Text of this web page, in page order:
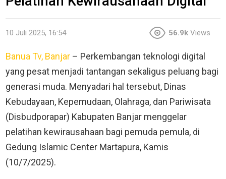
10 Juli 2025, 16:54 56.9k Views
Banua Tv, Banjar – Perkembangan teknologi digital
yang pesat menjadi tantangan sekaligus peluang bagi
generasi muda. Menyadari hal tersebut, Dinas
Kebudayaan, Kepemudaan, Olahraga, dan Pariwisata
(Disbudporapar) Kabupaten Banjar menggelar
pelatihan kewirausahaan bagi pemuda pemula, di
Gedung Islamic Center Martapura, Kamis
(10/7/2025).